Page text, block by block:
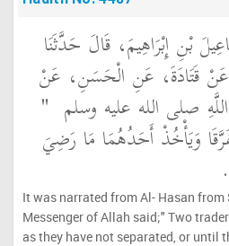
بْنِ إِبْرَاهِيمَ، قَالَ حَدَّثَنَا
عَنْ قَتَادَةَ، عَنِ الْحَسَنِ، عَنْ
صلى الله عليه وسلم "‏
وَيَأْخُذْ أَحَدُهُمَا مَا رَضِيَ
‏ ‏.‏
It was narrated from Al- Hasan from
Messenger of Allah said;" Two
as they have not separated, or until